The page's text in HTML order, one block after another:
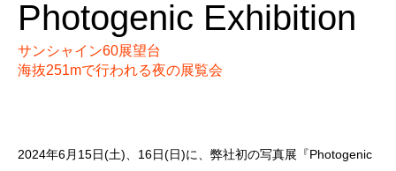
Photogenic Exhibition
サンシャイン60展望台
海抜251mで行われる夜の展覧会
2024年6月15日(土)、16日(日)に、弊社初の写真展『Photogenic